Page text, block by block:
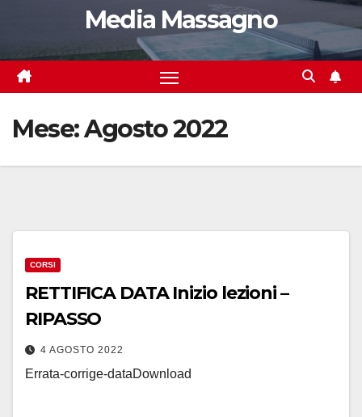
Media Massagno
Mese:Agosto 2022
CORSI
RETTIFICA DATA Inizio lezioni –
RIPASSO
4 AGOSTO 2022
Errata-corrige-dataDownload